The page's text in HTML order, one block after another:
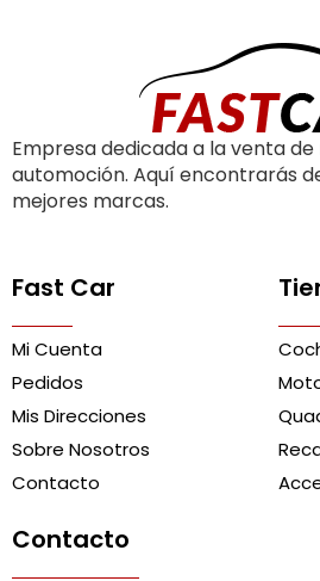
Empresa dedicada a la venta
automoción. Aquí encontrarás
mejores marcas.
Fast Car
Mi Cuenta
Pedidos
Mis Direcciones
Sobre Nosotros
Contacto
Contacto